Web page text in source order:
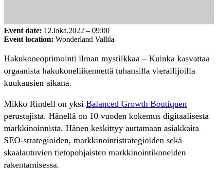
Event date: 12.loka.2022 – 09:00
Event location: Wonderland Vallila
Hakukoneoptimointi ilman mystiikkaa – Kuinka kasvattaa
orgaanista hakukoneliikennettä tuhansilla vierailijoilla
kuukausien aikana.
Mikko Rindell on yksi Balanced Growth Boutiquen
perustajista. Hänellä on 10 vuoden kokemus digitaalisesta
markkinoinnista. Hänen keskittyy auttamaan asiakkaita
SEO-strategioiden, markkinointistrategioiden sekä
skaalautuvien tietopohjaisten markkinointikoneiden
rakentamisessa.